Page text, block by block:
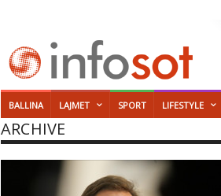
BALLINA LAJMET SPORT LIFESTYLE
ARCHIVE